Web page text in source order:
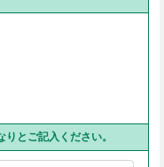
とご記入ください。